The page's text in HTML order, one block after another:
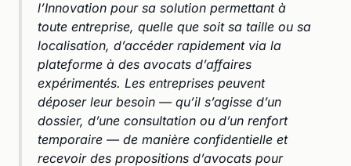
l’Innovation pour sa solution permettant à
toute entreprise, quelle que soit sa taille ou sa
localisation, d’accéder rapidement via la
plateforme à des avocats d’affaires
expérimentés. Les entreprises peuvent
déposer leur besoin — qu’il s’agisse d’un
dossier, d’une consultation ou d’un renfort
temporaire — de manière confidentielle et
recevoir des propositions d’avocats pour